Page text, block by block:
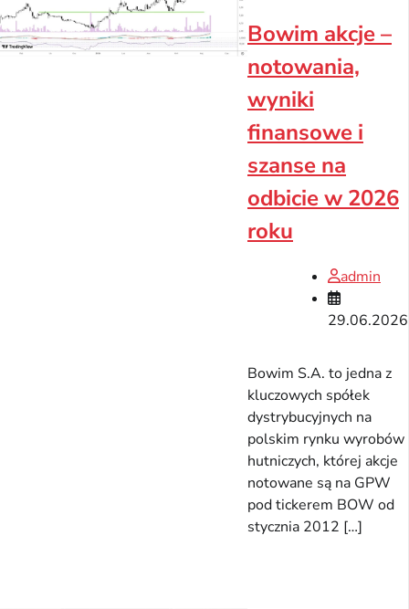
Bowim akcje –
notowania,
wyniki
finansowe i
szanse na
odbicie w 2026
roku
admin
29.06.2026
Bowim S.A. to jedna z
kluczowych spółek
dystrybucyjnych na
polskim rynku wyrobów
hutniczych, której akcje
notowane są na GPW
pod tickerem BOW od
stycznia 2012 […]